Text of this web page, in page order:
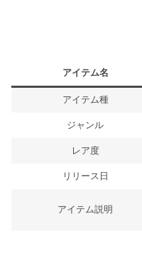
アイテム名
アイテム種
ジャンル
レア度
リリース日
アイテム説明